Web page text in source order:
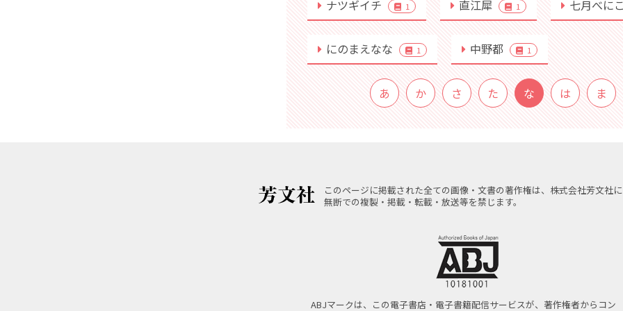
ナツギイチ 1 直江犀 1 七月べに
にのまえなな 1 中野都 1
あ か さ た な は ま
このページに掲載された全ての画像・文書の著作権は、株式会社芳文社
無断での複製・掲載・転載・放送等を禁じます。
ABJマークは、この電子書店・電子書籍配信サービスが、著作権者からコン